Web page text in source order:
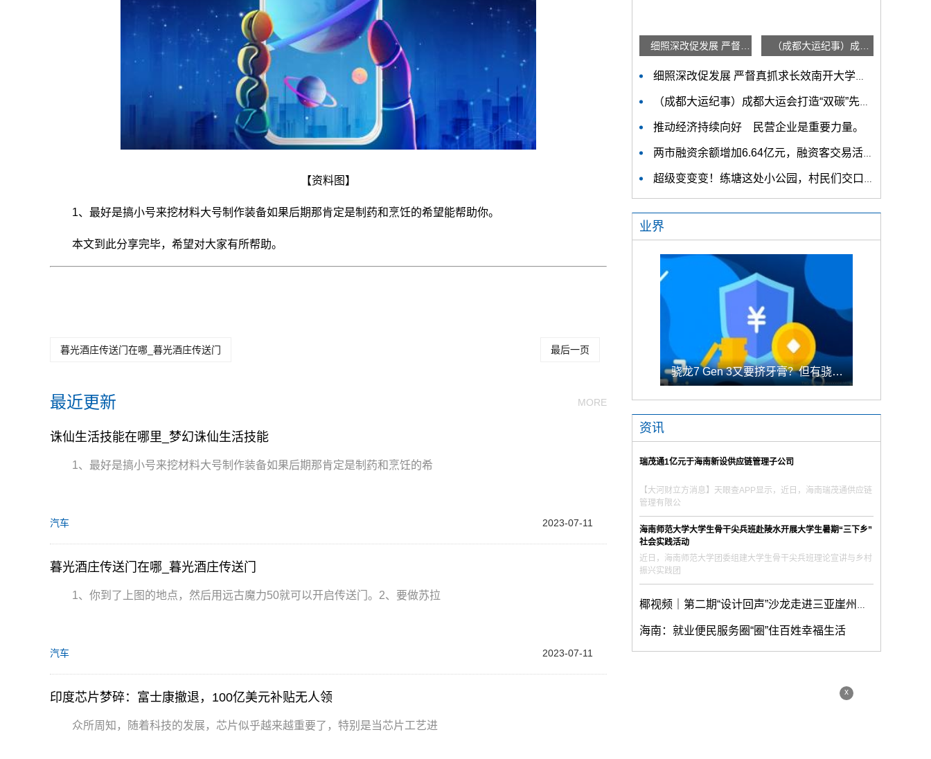
【资料图】
1、最好是搞小号来挖材料大号制作装备如果后期那肯定是制药和烹饪的希望能帮助你。
本文到此分享完毕，希望对大家有所帮助。
暮光酒庄传送门在哪_暮光酒庄传送门 最后一页
最近更新 MORE
诛仙生活技能在哪里_梦幻诛仙生活技能
1、最好是搞小号来挖材料大号制作装备如果后期那肯定是制药和烹饪的希
汽车 2023-07-11
暮光酒庄传送门在哪_暮光酒庄传送门
1、你到了上图的地点，然后用远古魔力50就可以开启传送门。2、要做苏拉
汽车 2023-07-11
印度芯片梦碎：富士康撤退，100亿美元补贴无人领
众所周知，随着科技的发展，芯片似乎越来越重要了，特别是当芯片工艺进
（成都大运纪事）成都大运会打造“双碳”先锋赛会 吸引捐赠碳汇39.7万吨
细照深改促发展 严督真抓求长效南开大学在主题教育中持续推进检视整改
（成都大运纪事）成都大运会打造“双碳”先锋赛会 吸引捐赠碳汇39.7万吨
推动经济持续向好 民营企业是重要力量。
两市融资余额增加6.64亿元，融资客交易活跃度下降
超级变变变！练塘这处小公园，村民们交口称赞
业界
骁龙7 Gen 3又要挤牙膏？但有骁龙8 Gen 2下放中高端新机
资讯
瑞茂通1亿元于海南新设供应链管理子公司
【大河财立方消息】天眼查APP显示，近日，海南瑞茂通供应链
管理有限公
海南师范大学大学生骨干尖兵班赴陵水开展大学生暑期“三下乡”
社会实践活动
近日，海南师范大学团委组建大学生骨干尖兵班理论宣讲与乡村
振兴实践团
椰视频｜第二期“设计回声”沙龙走进三亚崖州湾科技城
海南：就业便民服务圈“圈”住百姓幸福生活
x